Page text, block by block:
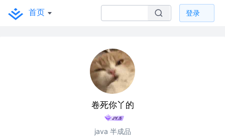
首页 登录
卷死你丫的
java 半成品